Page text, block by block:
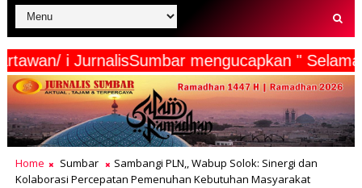
Wartawan/ i JurnalisSumbar mengucapkan
Home Sumbar
Sambangi PLN,, Wabup Solok: Sinergi dan
Kolaborasi Percepatan Pemenuhan Kebutuhan Masyarakat